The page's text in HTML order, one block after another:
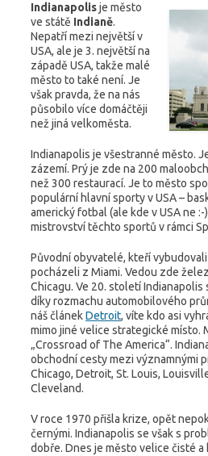
Indianapolisje město
ve státě Indianě.
Nepatří mezi největší v
USA, ale je 3. největší na
západě USA, takže malé
město to také není. Je
však pravda, že na nás
působilo více domáčtěji
než jiná velkoměsta.
Indianapolis je všestranné město.
zázemí. Prý je zde na 200
než 300 restaurací. Je to město
populární hlavní sporty v USA –
americký fotbal (ale kde v USA ne :-
mistrovství těchto sportů v rámci
Původní obyvatelé, kteří
pocházeli z Miami. Vedou zde
Chicagu. Ve 20. století
díky rozmachu automobilového
náš článekDetroit, víte kdo asi
mimo jiné velice strategické místo.
„Crossroad of The America“.
obchodní cesty mezi významnými
Chicago, Detroit, St. Louis,
Cleveland.
V roce 1970 přišla krize, opět
černými. Indianapolis se však s
dobře. Dnes je město velice čisté a